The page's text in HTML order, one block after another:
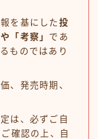
を基にした投
「考察」 であ
ものではあり
、発売時期、
は、必ずご自
確認の上、自